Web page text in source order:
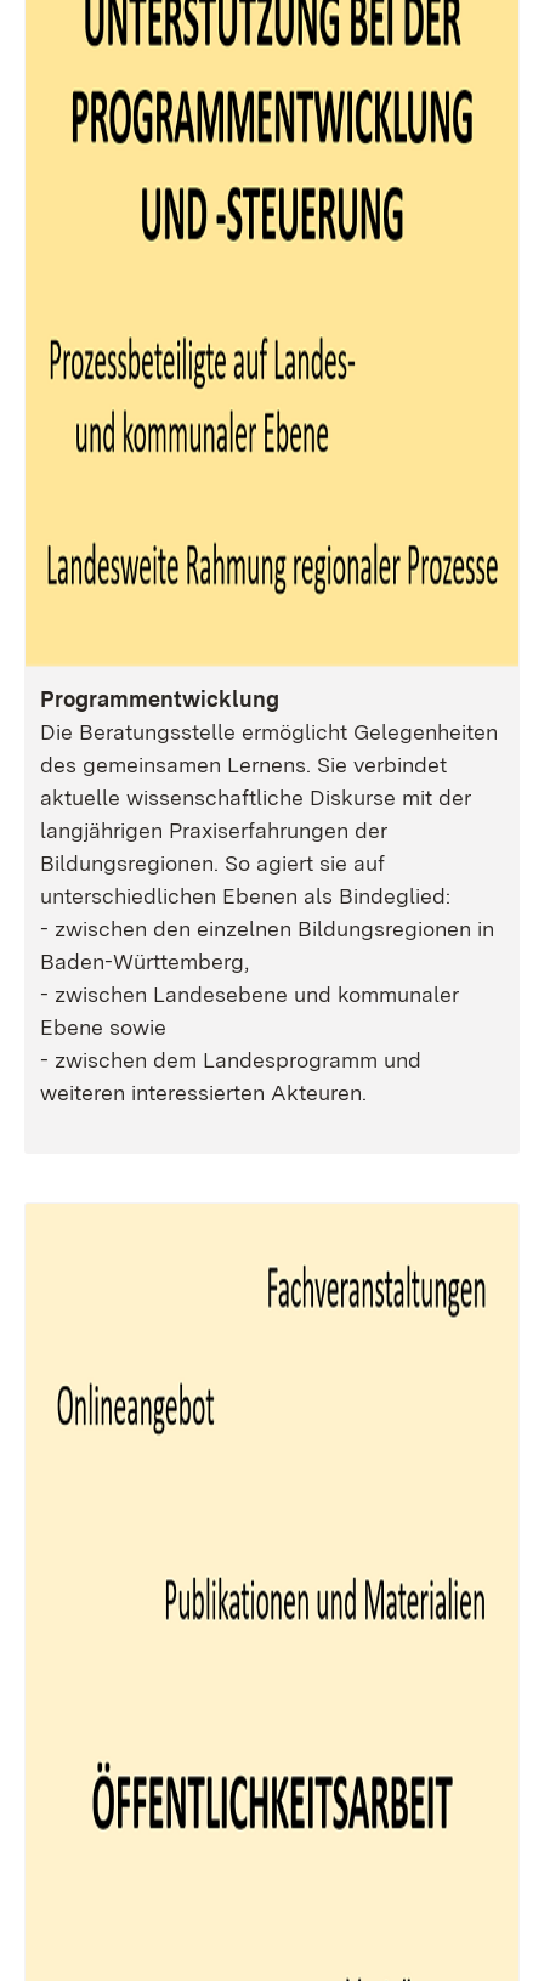
Programmentwicklung
Die Beratungsstelle ermöglicht Gelegenheiten
des gemeinsamen Lernens. Sie verbindet
aktuelle wissenschaftliche Diskurse mit der
langjährigen Praxiserfahrungen der
Bildungsregionen. So agiert sie auf
unterschiedlichen Ebenen als Bindeglied:
- zwischen den einzelnen Bildungsregionen in
Baden-Württemberg,
- zwischen Landesebene und kommunaler
Ebene sowie
- zwischen dem Landesprogramm und
weiteren interessierten Akteuren.